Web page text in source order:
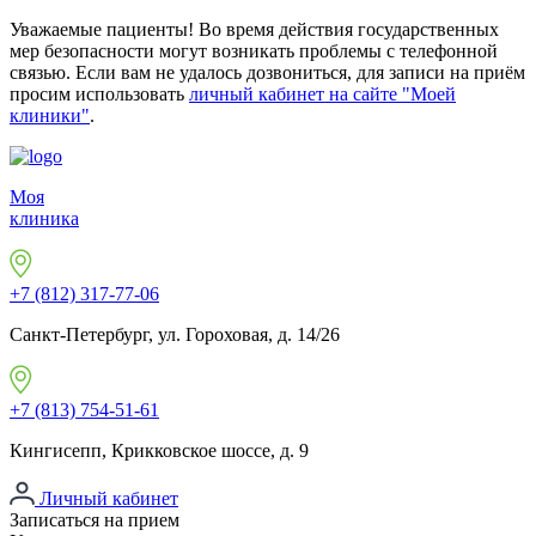
Уважаемые пациенты! Во время действия государственных
мер безопасности могут возникать проблемы с телефонной
связью. Если вам не удалось дозвониться, для записи на приём
просим использовать личный кабинет на сайте "Моей
клиники".
Моя
клиника
+7 (812) 317-77-06
Санкт-Петербург, ул. Гороховая, д. 14/26
+7 (813) 754-51-61
Кингисепп, Крикковское шоссе, д. 9
Личный кабинет
Записаться на прием